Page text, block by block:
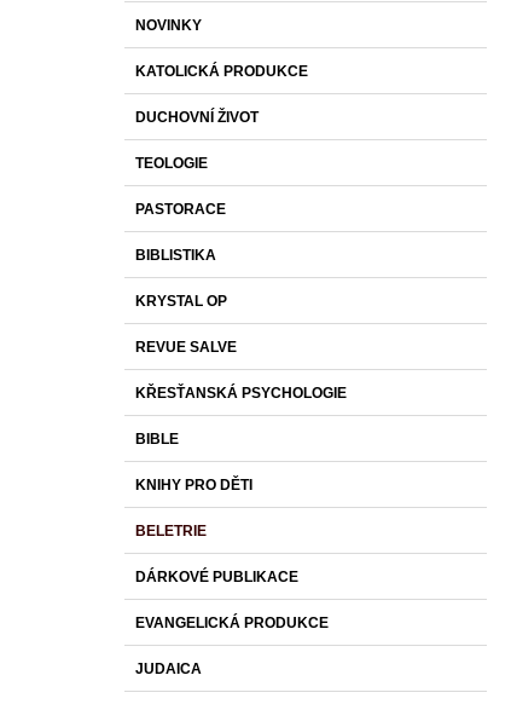
kategorie
K
A
T
E
G
O
R
E
NOVINKY
KATOLICKÁ PRODUKCE
DUCHOVNÍ ŽIVOT
TEOLOGIE
PASTORACE
BIBLISTIKA
KRYSTAL OP
REVUE SALVE
KŘESŤANSKÁ PSYCHOLOGIE
BIBLE
KNIHY PRO DĚTI
BELETRIE
DÁRKOVÉ PUBLIKACE
EVANGELICKÁ PRODUKCE
JUDAICA